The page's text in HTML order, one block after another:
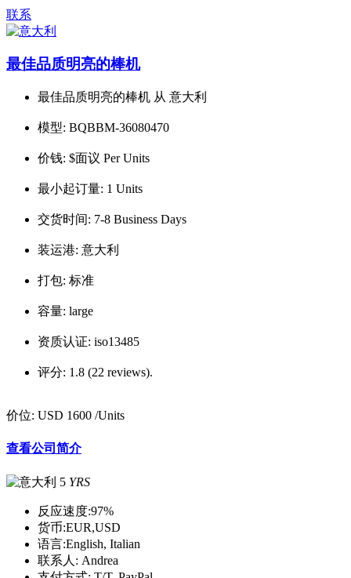
联系
最佳品质明亮的棒机
最佳品质明亮的棒机 从 意大利
模型: BQBBM-36080470
价钱: $面议 Per Units
最小起订量: 1 Units
交货时间: 7-8 Business Days
装运港: 意大利
打包: 标准
容量: large
资质认证: iso13485
评分: 1.8 (22 reviews).
价位: USD 1600 /Units
查看公司简介
5 YRS
反应速度:97%
货币:EUR,USD
语言:English, Italian
联系人: Andrea